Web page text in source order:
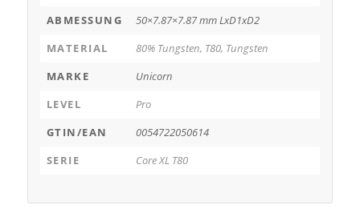
ABMESSUNG
50×7.87×7.87 mm LxD1xD2
MATERIAL
80% Tungsten, T80, Tungsten
MARKE
Unicorn
LEVEL
Pro
GTIN/EAN
0054722050614
SERIE
Core XL T80